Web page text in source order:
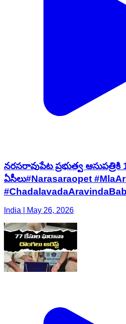
నరసరావుపేట ప్రభుత్వ ఆసుపత్రికి
ఏసీలు#Narasaraopet
India | May 26, 2026